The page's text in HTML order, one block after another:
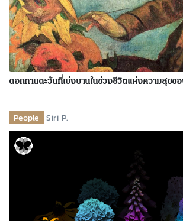
ดอกทานตะวันที่เบ่งบานในช่วงชีวิตแห่งความสุขขอ
People Siri P.